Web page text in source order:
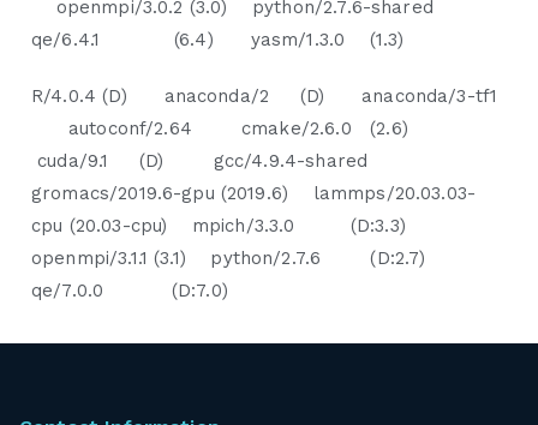
openmpi/3.0.2 (3.0) python/2.7.6-shared
qe/6.4.1 (6.4) yasm/1.3.0 (1.3)
R/4.0.4 (D) anaconda/2 (D) anaconda/3-tf1
autoconf/2.64 cmake/2.6.0 (2.6)
cuda/9.1 (D) gcc/4.9.4-shared
gromacs/2019.6-gpu (2019.6) lammps/20.03.03-
cpu (20.03-cpu) mpich/3.3.0 (D:3.3)
openmpi/3.1.1 (3.1) python/2.7.6 (D:2.7)
qe/7.0.0 (D:7.0)